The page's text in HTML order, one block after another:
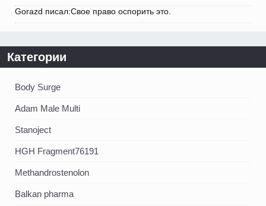
Gorazd писал:Свое право оспорить это.
Категории
Body Surge
Adam Male Multi
Stanoject
HGH Fragment76191
Methandrostenolon
Balkan pharma